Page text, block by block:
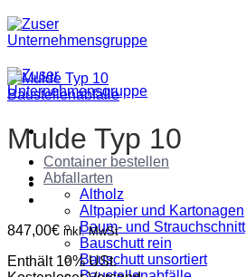
Zum
Inhalt
springen
Container bestellen
Abfallarten
Altholz
Altpapier und Kartonagen
Baum- und Strauchschnitt
Bauschutt rein
Bauschutt unsortiert
Baustellenabfälle
Mulde Typ 10
847,00€ inkl. MwSt
Enthält 10% USt.